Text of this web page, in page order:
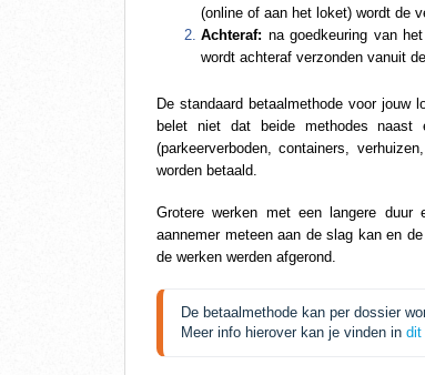
(online of aan het loket) wordt de
Achteraf: na goedkeuring van
wordt achteraf verzonden vanuit
De standaard betaalmethode voor jouw
belet niet dat beide methodes naast
(parkeerverboden, containers,
worden betaald.
Grotere werken met een langere
aannemer meteen aan de slag kan en
de werken werden afgerond.
De betaalmethode kan per dossier
Meer info hierover kan je vinden in dit